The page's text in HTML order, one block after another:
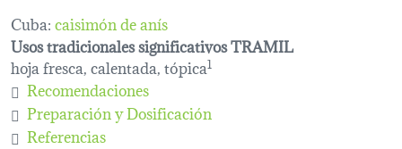
Cuba:caisimón de anís
Usos tradicionales significativos TRAMIL
hoja fresca, calentada, tópica1
Recomendaciones
Preparación y Dosificación
Referencias